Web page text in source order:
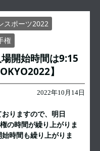
スポーツ2022
権
開始時間は9:15
】
2022年10月14日
りますので、明日
の時間が繰り上がりま
時間も繰り上がりま